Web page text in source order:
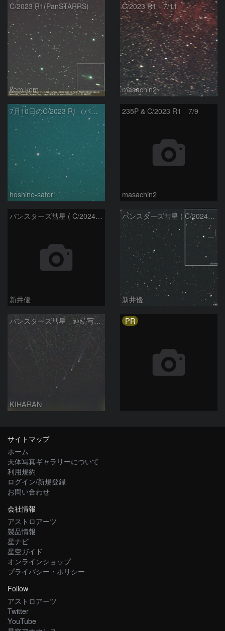
C/2023 R1(PanSTARRS)
kem.kem
C/2023 R1 7/11
masachin2
7月10日のC/2023 R1（パンスターズ彗星）
hoshino-satori
235P & C/2023 R1 7/9
masachin2
パンスターズ彗星 ( C/2024R4 )：2026/06/28
新井優
パンスターズ彗星 ( C/2024G4 )の予報位置：2026/06/23
新井優
パンスターズ彗星 連続写真 再処理
KIHARAN
PR
サイトマップ
ホーム
天体写真ギャラリーについて
利用規約
ログイン/新規登録
お問い合わせ
会社情報
アストロアーツ
製品情報
星ナビ
星空ガイド
オンラインショップ
プライバシー・ポリシー
Follow
アストロアーツ
Twitter
YouTube